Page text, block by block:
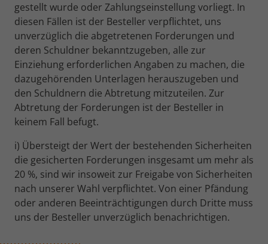
gestellt wurde oder Zahlungseinstellung vorliegt. In
diesen Fällen ist der Besteller verpflichtet, uns
unverzüglich die abgetretenen Forderungen und
deren Schuldner bekanntzugeben, alle zur
Einziehung erforderlichen Angaben zu machen, die
dazugehörenden Unterlagen herauszugeben und
den Schuldnern die Abtretung mitzuteilen. Zur
Abtretung der Forderungen ist der Besteller in
keinem Fall befugt.
i) Übersteigt der Wert der bestehenden Sicherheiten
die gesicherten Forderungen insgesamt um mehr als
20 %, sind wir insoweit zur Freigabe von Sicherheiten
nach unserer Wahl verpflichtet. Von einer Pfändung
oder anderen Beeinträchtigungen durch Dritte muss
uns der Besteller unverzüglich benachrichtigen.